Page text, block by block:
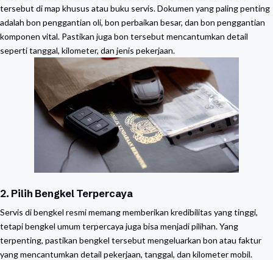
tersebut di map khusus atau buku servis. Dokumen yang paling penting
adalah bon penggantian oli, bon perbaikan besar, dan bon penggantian
komponen vital. Pastikan juga bon tersebut mencantumkan detail
seperti tanggal, kilometer, dan jenis pekerjaan.
2. Pilih Bengkel Terpercaya
Servis di bengkel resmi memang memberikan kredibilitas yang tinggi,
tetapi bengkel umum terpercaya juga bisa menjadi pilihan. Yang
terpenting, pastikan bengkel tersebut mengeluarkan bon atau faktur
yang mencantumkan detail pekerjaan, tanggal, dan kilometer mobil.